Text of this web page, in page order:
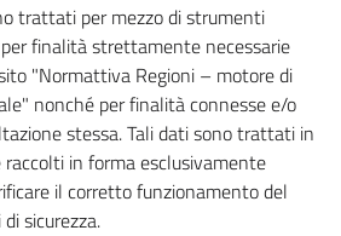
trattati per mezzo di strumenti
finalità strettamente necessarie
"Normattiva Regioni – motore di
nonché per finalità connesse e/o
stessa. Tali dati sono trattati in
in forma esclusivamente
il corretto funzionamento del
sicurezza.